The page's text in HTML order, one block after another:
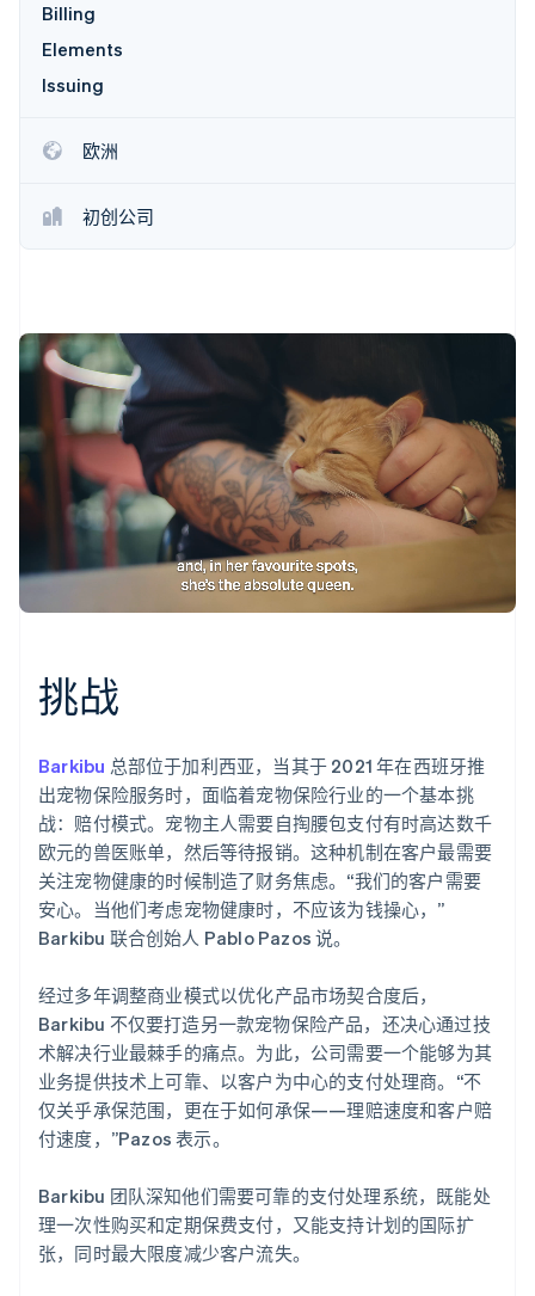
碳移除
Billing
Elements
Issuing
欧洲
初创公司
挑战
Barkibu 总部位于加利西亚，当其于 2021 年在西班牙推
出宠物保险服务时，面临着宠物保险行业的一个基本挑
战：赔付模式。宠物主人需要自掏腰包支付有时高达数千
欧元的兽医账单，然后等待报销。这种机制在客户最需要
关注宠物健康的时候制造了财务焦虑。“我们的客户需要
安心。当他们考虑宠物健康时，不应该为钱操心，”
Barkibu 联合创始人 Pablo Pazos 说。
经过多年调整商业模式以优化产品市场契合度后，
Barkibu 不仅要打造另一款宠物保险产品，还决心通过技
术解决行业最棘手的痛点。为此，公司需要一个能够为其
业务提供技术上可靠、以客户为中心的支付处理商。“不
仅关乎承保范围，更在于如何承保——理赔速度和客户赔
付速度，”Pazos 表示。
Barkibu 团队深知他们需要可靠的支付处理系统，既能处
理一次性购买和定期保费支付，又能支持计划的国际扩
张，同时最大限度减少客户流失。